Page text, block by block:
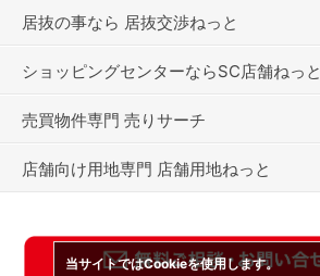
居抜の事なら 居抜交渉ねっと
ショッピングセンターならSC店舗ねっと
売買物件専門 売りサーチ
店舗向け用地専門 店舗用地ねっと
当サイトではCookieを使用します。